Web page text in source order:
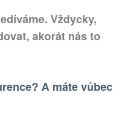
Vždycky,
akorát nás to
A máte vůbec